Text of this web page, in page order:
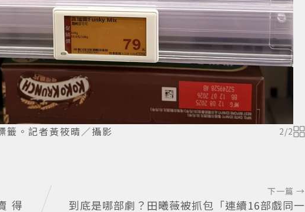
籤。記者黃筱晴／攝影 2/2
得
下一篇 →
到底是哪部劇？田曦薇被抓包「連續16部戲同一